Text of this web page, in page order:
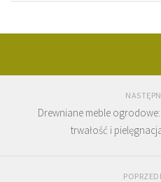
Drewniane meble
trwałość i